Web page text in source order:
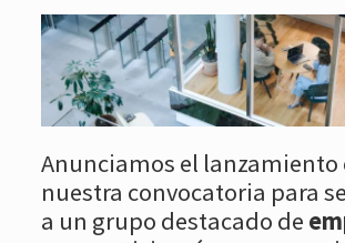
Anunciamos el lanzamiento
nuestra convocatoria para
a un grupo destacado de